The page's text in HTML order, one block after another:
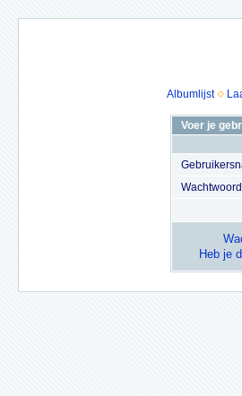
Albumlijst
Voer je
Wachtwoord
Heb je